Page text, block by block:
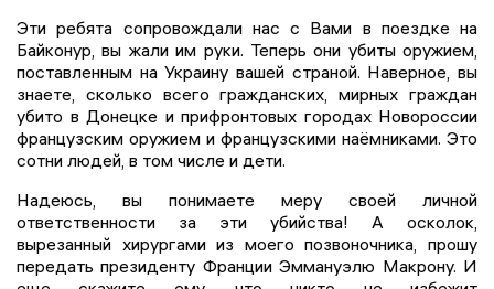
Эти ребята сопровождали нас с Вами в поездке на
Байконур, вы жали им руки. Теперь они убиты оружием,
поставленным на Украину вашей страной. Наверное, вы
знаете, сколько всего гражданских, мирных граждан
убито в Донецке и прифронтовых городах Новороссии
французским оружием и французскими наёмниками. Это
сотни людей, в том числе и дети.
Надеюсь, вы понимаете меру своей личной
ответственности за эти убийства! А осколок,
вырезанный хирургами из моего позвоночника, прошу
передать президенту Франции Эммануэлю Макрону. И